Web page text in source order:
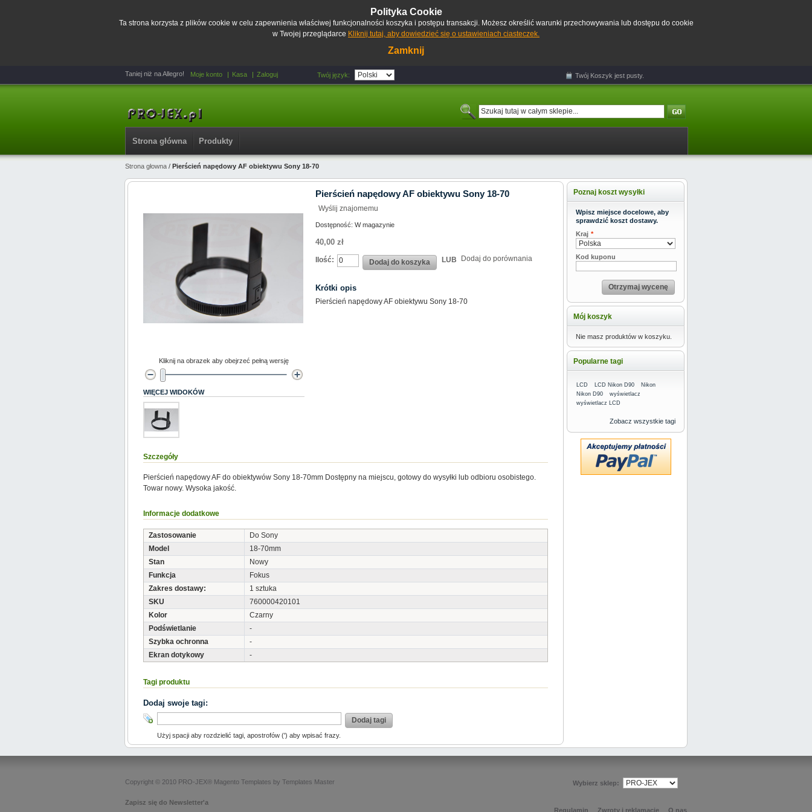
Polityka Cookie
Ta strona korzysta z plików cookie w celu zapewnienia właściwej funkcjonalności koszyka i postępu transakcji. Możesz określić warunki przechowywania lub dostępu do cookie
w Twojej przeglądarce Kliknij tutaj, aby dowiedzieć się o ustawieniach ciasteczek.
Zamknij
Taniej niż na Allegro! Moje konto Kasa Zaloguj Twój Koszyk jest pusty.
Twój język:
Strona główna Produkty
Strona głowna / Pierścień napędowy AF obiektywu Sony 18-70
Pierścień napędowy AF obiektywu Sony 18-70
Wyślij znajomemu
Dostępność: W magazynie
40,00 zł
Ilość: Dodaj do koszyka LUB Dodaj do porównania
Krótki opis
Pierścień napędowy AF obiektywu Sony 18-70
Kliknij na obrazek aby obejrzeć pełną wersję
WIĘCEJ WIDOKÓW
Szczegóły
Pierścień napędowy AF do obiektywów Sony 18-70mm Dostępny na miejscu, gotowy do wysyłki lub odbioru osobistego.
Towar nowy. Wysoka jakość.
Informacje dodatkowe
Zastosowanie
Do Sony
Model
18-70mm
Stan
Nowy
Funkcja
Fokus
Zakres dostawy:
1 sztuka
SKU
760000420101
Kolor
Czarny
Podświetlanie
-
Szybka ochronna
-
Ekran dotykowy
-
Tagi produktu
Dodaj swoje tagi:
Dodaj tagi
Użyj spacji aby rozdzielić tagi, apostrofów (') aby wpisać frazy.
Poznaj koszt wysyłki
Wpisz miejsce docelowe, aby
sprawdzić koszt dostawy.
*
Kraj
Kod kuponu
Otrzymaj wycenę
Mój koszyk
Nie masz produktów w koszyku.
Popularne tagi
LCD LCD Nikon D90
Nikon
Nikon D90
wyświetlacz
wyświetlacz LCD
Zobacz wszystkie tagi
Copyright © 2010 PRO-JEX® Magento Templates by Templates Master
Zapisz się do Newsletter'a
Wybierz sklep:
Regulamin Zwroty i reklamacje O nas